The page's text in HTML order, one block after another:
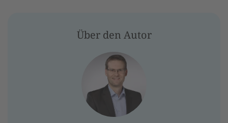
Über den Autor